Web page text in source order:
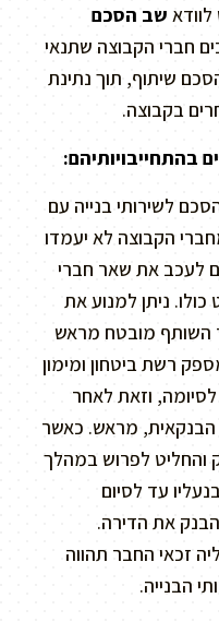
שב הסכם
חברי הקבוצה שתנאי
שיתוף, תוך נתינת
בקבוצה.
בהתחייבויותיהם:
לשירותי בנייה עם
הקבוצה לא יעמדו
לעכב את שאר חברי
כולו. ניתן למנוע את
השותף מובטח מראש
רשת ביטחון ומימון
וזאת לאחר
הבנקאית, מראש. כאשר
והחליט לפרוש במהלך
עד לסיום
את הדירה.
זכאי החבר תהווה
הבנייה.